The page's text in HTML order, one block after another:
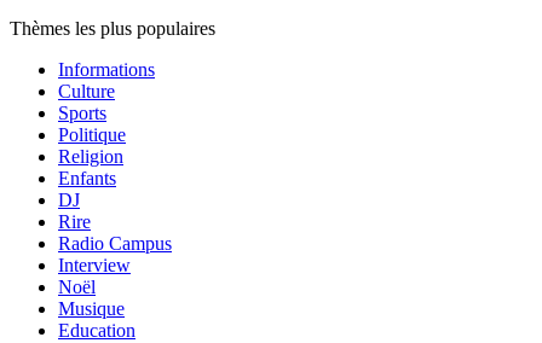
Thèmes les plus populaires
Informations
Culture
Sports
Politique
Religion
Enfants
DJ
Rire
Radio Campus
Interview
Noël
Musique
Education